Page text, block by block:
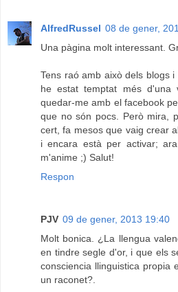
AlfredRussel 08 de gener,
Una pàgina molt interessant.
Tens raó amb això dels blogs
he estat temptat més d'una
quedar-me amb el facebook
que no són pocs. Però mira,
cert, fa mesos que vaig crear
i encara està per activar;
m'anime ;) Salut!
Respon
PJV 09 de gener, 2013 19:40
Molt bonica. ¿La llengua
en tindre segle d'or, i que els
consciencia llinguistica propia
un raconet?.